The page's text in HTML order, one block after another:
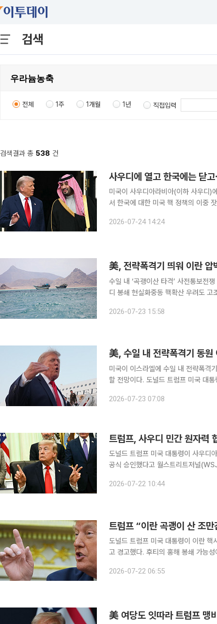
검색
전체 1주 1개월 1년 직접입력
검색결과 총 538 건
사우디에 열고 한국에는 닫
미국이 사우디아라비아(이하 사우디)
서 한국에 대한 미국 핵 정책의 이중
온 사항이다. NYT는 23일(현
2026-07-24 14:24
美, 전략폭격기 띄워 이란
수일 내 ‘곡괭이산 타격’ 사전통보전
디 봉쇄 현실화중동 핵확산 우려도
다. 더 나아가 미국이 이란의 핵시설
2026-07-23 15:58
美, 수일 내 전략폭격기 동
미국이 이스라엘에 수일 내 전략폭격
할 전망이다. 도널드 트럼프 미국 대
다. 미국이 이스라엘에 이란 공습
2026-07-23 07:08
트럼프, 사우디 민간 원자력
도널드 트럼프 미국 대통령이 사우디
공식 승인했다고 월스트리트저널
따르면 새로운 협정은 30년간 유효할
2026-07-22 10:44
트럼프 “이란 곡괭이 산 조
도널드 트럼프 미국 대통령이 이란 핵
고 경고했다. 후티의 홍해 봉쇄 가능
나 이란 중부의 곡괭이 산에 대해 “조
2026-07-22 06:55
美 여당도 잇따라 트럼프